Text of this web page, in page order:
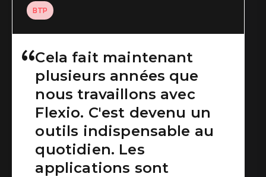
BTP
Cela fait maintenant
plusieurs années que
nous travaillons avec
Flexio. C'est devenu un
outils indispensable au
quotidien. Les
applications sont